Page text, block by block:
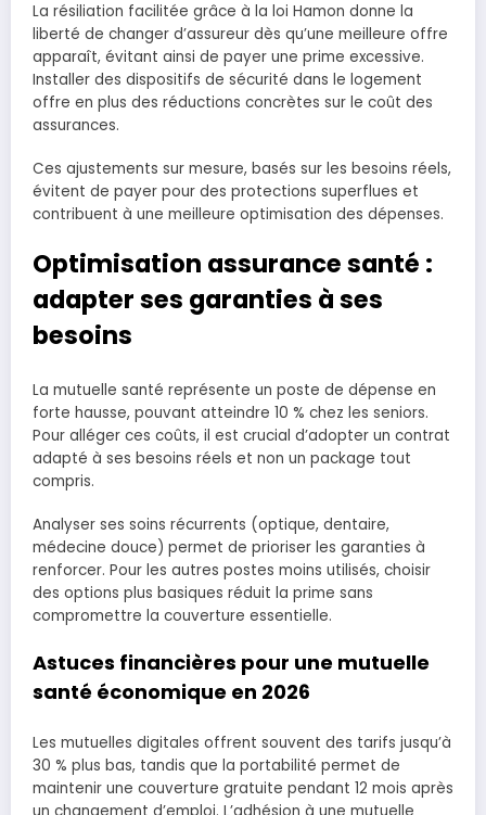
La résiliation facilitée grâce à la loi Hamon donne la
liberté de changer d’assureur dès qu’une meilleure offre
apparaît, évitant ainsi de payer une prime excessive.
Installer des dispositifs de sécurité dans le logement
offre en plus des réductions concrètes sur le coût des
assurances.
Ces ajustements sur mesure, basés sur les besoins réels,
évitent de payer pour des protections superflues et
contribuent à une meilleure optimisation des dépenses.
Optimisation assurance santé :
adapter ses garanties à ses
besoins
La mutuelle santé représente un poste de dépense en
forte hausse, pouvant atteindre 10 % chez les seniors.
Pour alléger ces coûts, il est crucial d’adopter un contrat
adapté à ses besoins réels et non un package tout
compris.
Analyser ses soins récurrents (optique, dentaire,
médecine douce) permet de prioriser les garanties à
renforcer. Pour les autres postes moins utilisés, choisir
des options plus basiques réduit la prime sans
compromettre la couverture essentielle.
Astuces financières pour une mutuelle
santé économique en 2026
Les mutuelles digitales offrent souvent des tarifs jusqu’à
30 % plus bas, tandis que la portabilité permet de
maintenir une couverture gratuite pendant 12 mois après